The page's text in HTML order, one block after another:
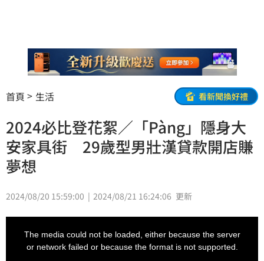
首頁 生活 看新聞換好禮
2024必比登花絮／「Pàng」隱身大
安家具街 29歲型男壯漢貸款開店賺
夢想
2024/08/20 15:59:00 2024/08/21 16:24:06 更新
The media could not be loaded, either because the server
or network failed or because the format is not supported.